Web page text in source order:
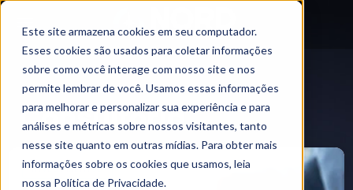
Este site armazena cookies em seu computador.
Esses cookies são usados para coletar informações
sobre como você interage com nosso site e nos
permite lembrar de você. Usamos essas informações
para melhorar e personalizar sua experiência e para
análises e métricas sobre nossos visitantes, tanto
nesse site quanto em outras mídias. Para obter mais
informações sobre os cookies que usamos, leia
nossa Política de Privacidade.
Nord News Tags Consultoria
Consultoria
INVESTIMENTOS